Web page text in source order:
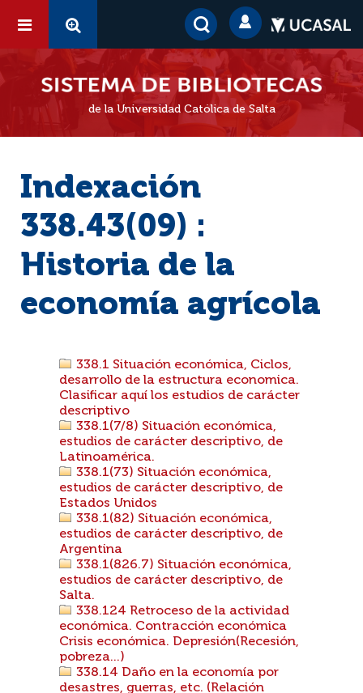
de la Universidad Católica de Salta
Indexación
338.43(09) :
Historia de la
economía agrícola
338.1 Situación económica, Ciclos,
desarrollo de la estructura economica.
Clasificar aquí los estudios de carácter
descriptivo
338.1(7/8) Situación económica,
estudios de carácter descriptivo, de
Latinoamérica.
338.1(73) Situación económica,
estudios de carácter descriptivo, de
Estados Unidos
338.1(82) Situación económica,
estudios de carácter descriptivo, de
Argentina
338.1(826.7) Situación económica,
estudios de carácter descriptivo, de
Salta.
338.124 Retroceso de la actividad
económica. Contracción económica
Crisis económica. Depresión(Recesión,
pobreza...)
338.14 Daño en la economía por
desastres, guerras, etc. (Relación